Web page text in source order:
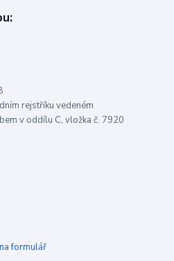
rejstříku vedeném
v oddílu C, vložka č. 7920
formulář